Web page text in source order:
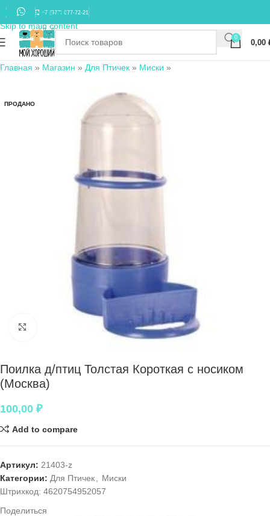
Skip to navigation
Skip to main content
+7 (977) 677-72-21
0
0,00
Главная » Магазин » Для Птичек » Миски »
ПРОДАНО
Нажмите, чтобы увеличить
Поилка д/птиц Толстая Короткая с носиком
(Москва)
100,00 ₽
Add to compare
Артикул: 21403-z
Категории: Для Птичек
Миски
Штрихкод: 4620754952057
Поделиться